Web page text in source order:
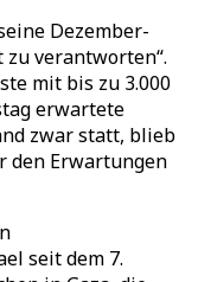
Dezember-
verantworten“.
mit bis zu 3.000
erwartete
zwar statt, blieb
den Erwartungen
seit dem 7.